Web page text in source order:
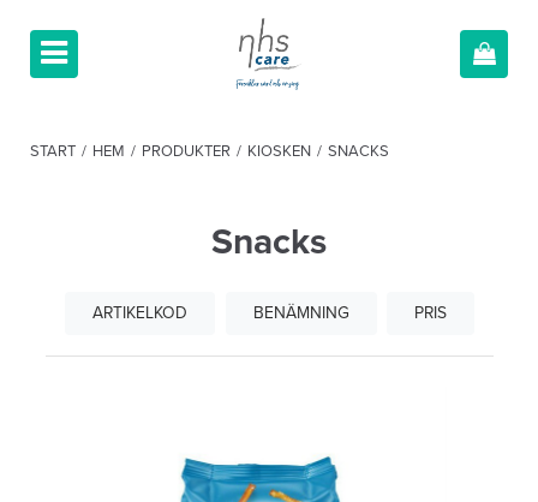
START / HEM / PRODUKTER / KIOSKEN / SNACKS
Snacks
ARTIKELKOD BENÄMNING PRIS